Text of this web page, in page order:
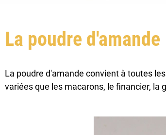
La poudre d'amande
La poudre d'amande convient à toutes
variées que les macarons, le financier, la